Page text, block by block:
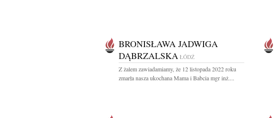
BRONISŁAWA JADWIGA
DĄBRZALSKA ŁÓDŹ
Z żalem zawiadamiamy, że 12 listopada 2022 roku
zmarła nasza ukochana Mama i Babcia mgr inż....